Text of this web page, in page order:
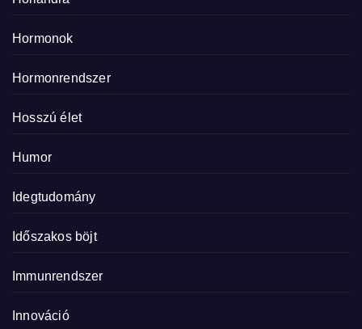
Hormonok
Hormonrendszer
Hosszú élet
Humor
Idegtudomány
Időszakos böjt
Immunrendszer
Innováció